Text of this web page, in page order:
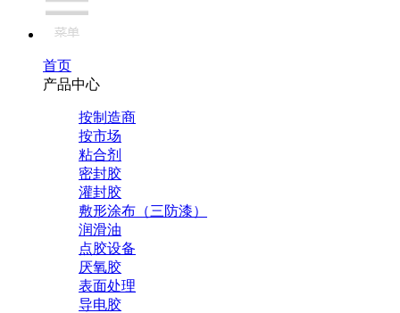
首页
产品中心
按制造商
按市场
粘合剂
密封胶
灌封胶
敷形涂布（三防漆）
润滑油
点胶设备
厌氧胶
表面处理
导电胶